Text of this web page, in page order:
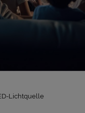
Lichtquelle